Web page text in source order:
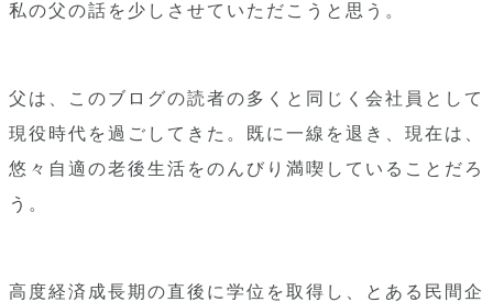
私の父の話を少しさせていただこうと思う。
父は、このブログの読者の多くと同じく会社員として
現役時代を過ごしてきた。既に一線を退き、現在は、
悠々自適の老後生活をのんびり満喫していることだろ
う。
高度経済成長期の直後に学位を取得し、とある民間企